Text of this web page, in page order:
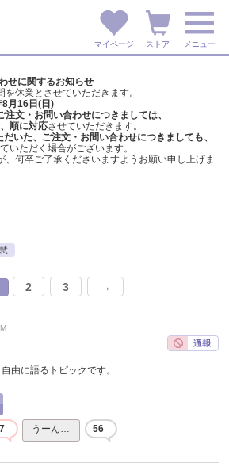
マイページ ストア メニュー
せに関するお知らせ
休業とさせていただきます。
月16日(日)
文・お問い合わせにつきましては、
順に対応させていただきます。
いた、ご注文・ お問い合わせにつきましても、
いただく場合がございます。
何卒ご了承くださいますようお願い申し上げま
2 3 →
由に語るトピックです。
うーん… 56